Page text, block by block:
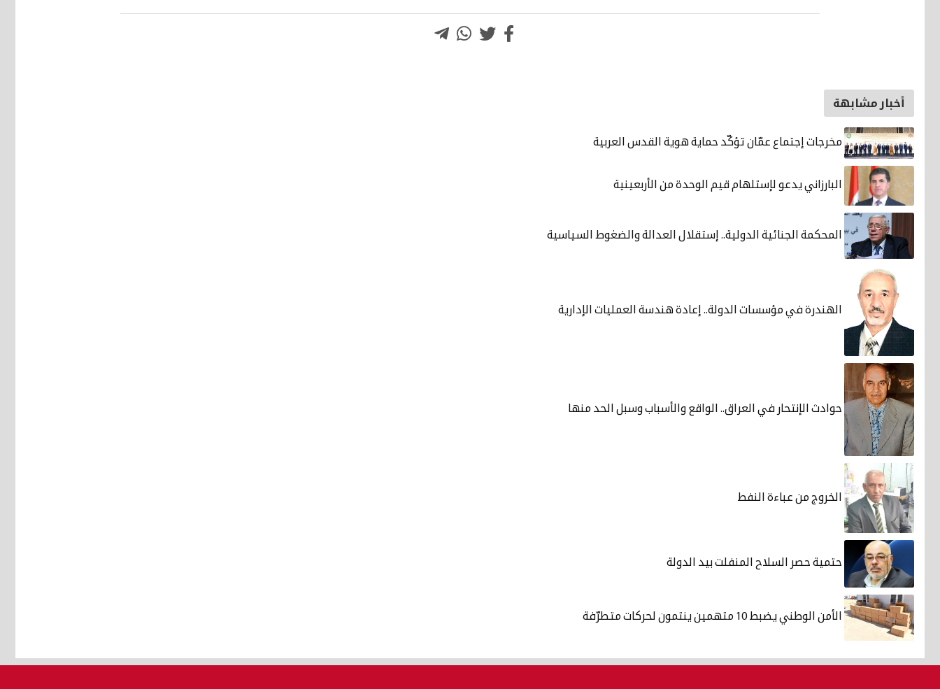
أخبار مشابهة
مخرجات إجتماع عمّان تؤكّد حماية هوية القدس العربية
البارزاني يدعو لإستلهام قيم الوحدة من الأربعينية
المحكمة الجنائية الدولية.. إستقلال العدالة والضغوط السياسية
الهندرة في مؤسسات الدولة.. إعادة هندسة العمليات الإدارية
حوادث الإنتحار في العراق.. الواقع والأسباب وسبل الحد منها
الخروج من عباءة النفط
حتمية حصر السلاح المنفلت بيد الدولة
الأمن الوطني يضبط 10 متهمين ينتمون لحركات متطرّفة